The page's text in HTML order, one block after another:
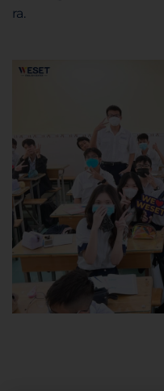
ra.